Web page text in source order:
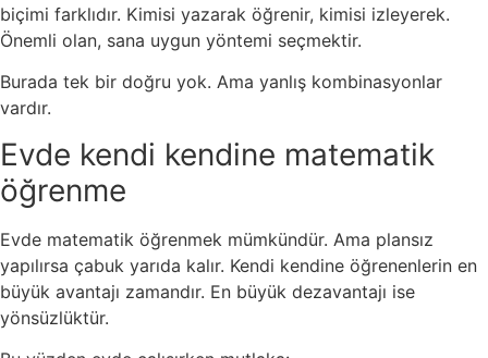
biçimi farklıdır. Kimisi yazarak öğrenir, kimisi izleyerek.
Önemli olan, sana uygun yöntemi seçmektir.
Burada tek bir doğru yok. Ama yanlış kombinasyonlar
vardır.
Evde kendi kendine matematik
öğrenme
Evde matematik öğrenmek mümkündür. Ama plansız
yapılırsa çabuk yarıda kalır. Kendi kendine öğrenenlerin en
büyük avantajı zamandır. En büyük dezavantajı ise
yönsüzlüktür.